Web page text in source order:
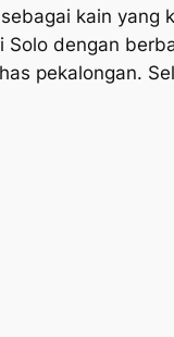
kain
dengan
pekalongan.